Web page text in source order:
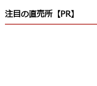
注目の直売所【PR】